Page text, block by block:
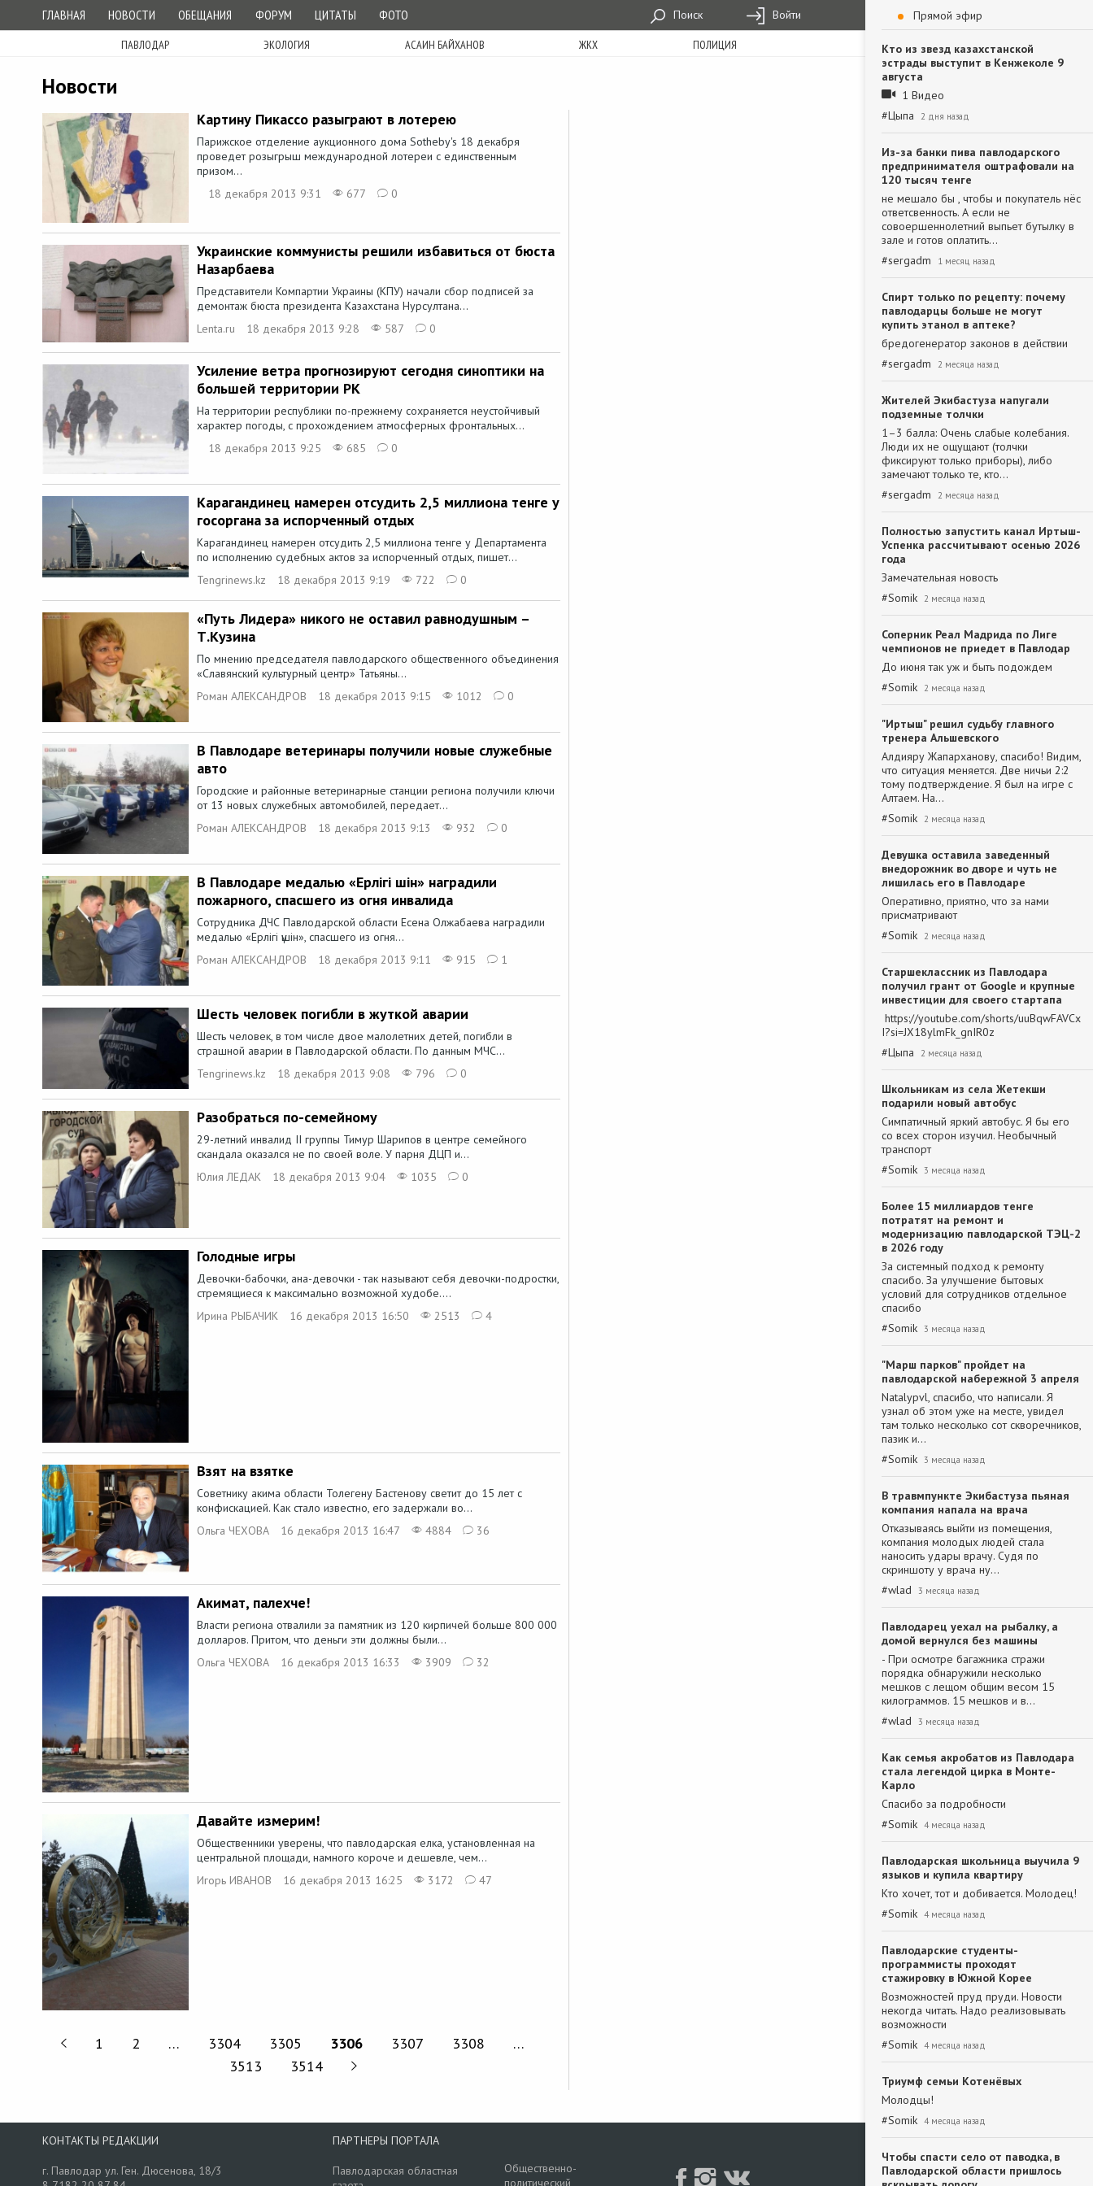
ГЛАВНАЯ НОВОСТИ ОБЕЩАНИЯ ФОРУМ ЦИТАТЫ ФОТО Поиск Войти
ПАВЛОДАР ЭКОЛОГИЯ АСАИН БАЙХАНОВ ЖКХ ПОЛИЦИЯ
Новости
Картину Пикассо разыграют в лотерею
Парижское отделение аукционного дома Sotheby's 18 декабря
проведет розыгрыш международной лотереи с единственным
призом...
18 декабря 2013 9:31
677 0
Украинские коммунисты решили избавиться от бюста
Назарбаева
Представители Компартии Украины (КПУ) начали сбор подписей за
демонтаж бюста президента Казахстана Нурсултана...
Lenta.ru
18 декабря 2013 9:28 587 0
Усиление ветра прогнозируют сегодня синоптики на
большей территории РК
На территории республики по-прежнему сохраняется неустойчивый
характер погоды, с прохождением атмосферных фронтальных...
18 декабря 2013 9:25
685 0
Карагандинец намерен отсудить 2,5 миллиона тенге у
госоргана за испорченный отдых
Карагандинец намерен отсудить 2,5 миллиона тенге у Департамента
по исполнению судебных актов за испорченный отдых, пишет...
Tengrinews.kz
18 декабря 2013 9:19 722 0
«Путь Лидера» никого не оставил равнодушным –
Т.Кузина
По мнению председателя павлодарского общественного объединения
«Славянский культурный центр» Татьяны...
Роман АЛЕКСАНДРОВ
18 декабря 2013 9:15 1012 0
В Павлодаре ветеринары получили новые служебные
авто
Городские и районные ветеринарные станции региона получили ключи
от 13 новых служебных автомобилей, передает...
Роман АЛЕКСАНДРОВ
18 декабря 2013 9:13 932 0
В Павлодаре медалью «Ерлігі үшін» наградили
пожарного, спасшего из огня инвалида
Сотрудника ДЧС Павлодарской области Есена Олжабаева наградили
медалью «Ерлігі үшін», спасшего из огня...
Роман АЛЕКСАНДРОВ
18 декабря 2013 9:11 915 1
Шесть человек погибли в жуткой аварии
Шесть человек, в том числе двое малолетних детей, погибли в
страшной аварии в Павлодарской области. По данным МЧС...
Tengrinews.kz
18 декабря 2013 9:08 796 0
Разобраться по-семейному
29-летний инвалид II группы Тимур Шарипов в центре семейного
скандала оказался не по своей воле. У парня ДЦП и...
Юлия ЛЕДАК
18 декабря 2013 9:04 1035 0
Голодные игры
Девочки-бабочки, ана-девочки - так называют себя девочки-подростки,
стремящиеся к максимально возможной худобе....
Ирина РЫБАЧИК
16 декабря 2013 16:50 2513 4
Взят на взятке
Советнику акима области Толегену Бастенову светит до 15 лет с
конфискацией. Как стало известно, его задержали во...
Ольга ЧЕХОВА
16 декабря 2013 16:47 4884 36
Акимат, палехче!
Власти региона отвалили за памятник из 120 кирпичей больше 800 000
долларов. Притом, что деньги эти должны были...
Ольга ЧЕХОВА
16 декабря 2013 16:33 3909 32
Давайте измерим!
Общественники уверены, что павлодарская елка, установленная на
центральной площади, намного короче и дешевле, чем...
Игорь ИВАНОВ
16 декабря 2013 16:25 3172 47
1 2 … 3304 3305 3306 3307 3308
…
3513
3514
Прямой эфир
Кто из звезд казахстанской
эстрады выступит в Кенжеколе 9
августа
1 Видео
#Цыпа 2 дня назад
Из-за банки пива павлодарского
предпринимателя оштрафовали на
120 тысяч тенге
не мешало бы , чтобы и покупатель нёс
ответсвенность. А если не
совоершеннолетний выпьет бутылку в
зале и готов оплатить…
#sergadm 1 месяц назад
Спирт только по рецепту: почему
павлодарцы больше не могут
купить этанол в аптеке?
бредогенератор законов в действии
#sergadm 2 месяца назад
Жителей Экибастуза напугали
подземные толчки
1–3 балла: Очень слабые колебания.
Люди их не ощущают (толчки
фиксируют только приборы), либо
замечают только те, кто…
#sergadm 2 месяца назад
Полностью запустить канал Иртыш-
Успенка рассчитывают осенью 2026
года
Замечательная новость
#Somik 2 месяца назад
Соперник Реал Мадрида по Лиге
чемпионов не приедет в Павлодар
До июня так уж и быть подождем
#Somik 2 месяца назад
"Иртыш" решил судьбу главного
тренера Альшевского
Алдияру Жапарханову, спасибо! Видим,
что ситуация меняется. Две ничьи 2:2
тому подтверждение. Я был на игре с
Алтаем. На…
#Somik 2 месяца назад
Девушка оставила заведенный
внедорожник во дворе и чуть не
лишилась его в Павлодаре
Оперативно, приятно, что за нами
присматривают
#Somik 2 месяца назад
Старшеклассник из Павлодара
получил грант от Google и крупные
инвестиции для своего стартапа
https://youtube.com/shorts/uuBqwFAVCx
I?si=JX18ylmFk_gnIR0z
#Цыпа 2 месяца назад
Школьникам из села Жетекши
подарили новый автобус
Симпатичный яркий автобус. Я бы его
со всех сторон изучил. Необычный
транспорт
#Somik 3 месяца назад
Более 15 миллиардов тенге
потратят на ремонт и
модернизацию павлодарской ТЭЦ-2
в 2026 году
За системный подход к ремонту
спасибо. За улучшение бытовых
условий для сотрудников отдельное
спасибо
#Somik 3 месяца назад
"Марш парков" пройдет на
павлодарской набережной 3 апреля
Natalypvl, спасибо, что написали. Я
узнал об этом уже на месте, увидел
там только несколько сот скворечников,
пазик и…
#Somik 3 месяца назад
В травмпункте Экибастуза пьяная
компания напала на врача
Отказываясь выйти из помещения,
компания молодых людей стала
наносить удары врачу. Судя по
скриншоту у врача ну…
#wlad 3 месяца назад
Павлодарец уехал на рыбалку, а
домой вернулся без машины
- При осмотре багажника стражи
порядка обнаружили несколько
мешков с лещом общим весом 15
килограммов. 15 мешков и в…
#wlad 3 месяца назад
Как семья акробатов из Павлодара
стала легендой цирка в Монте-
Карло
Спасибо за подробности
#Somik 4 месяца назад
Павлодарская школьница выучила 9
языков и купила квартиру
Кто хочет, тот и добивается. Молодец!
#Somik 4 месяца назад
Павлодарские студенты-
программисты проходят
стажировку в Южной Корее
Возможностей пруд пруди. Новости
некогда читать. Надо реализовывать
возможности
#Somik 4 месяца назад
Триумф семьи Котенёвых
Молодцы!
#Somik 4 месяца назад
Чтобы спасти село от паводка, в
Павлодарской области пришлось
КОНТАКТЫ РЕДАКЦИИ
г. Павлодар ул. Ген. Дюсенова, 18/3
ПАРТНЕРЫ ПОРТАЛА
Павлодарская областная
Общественно-